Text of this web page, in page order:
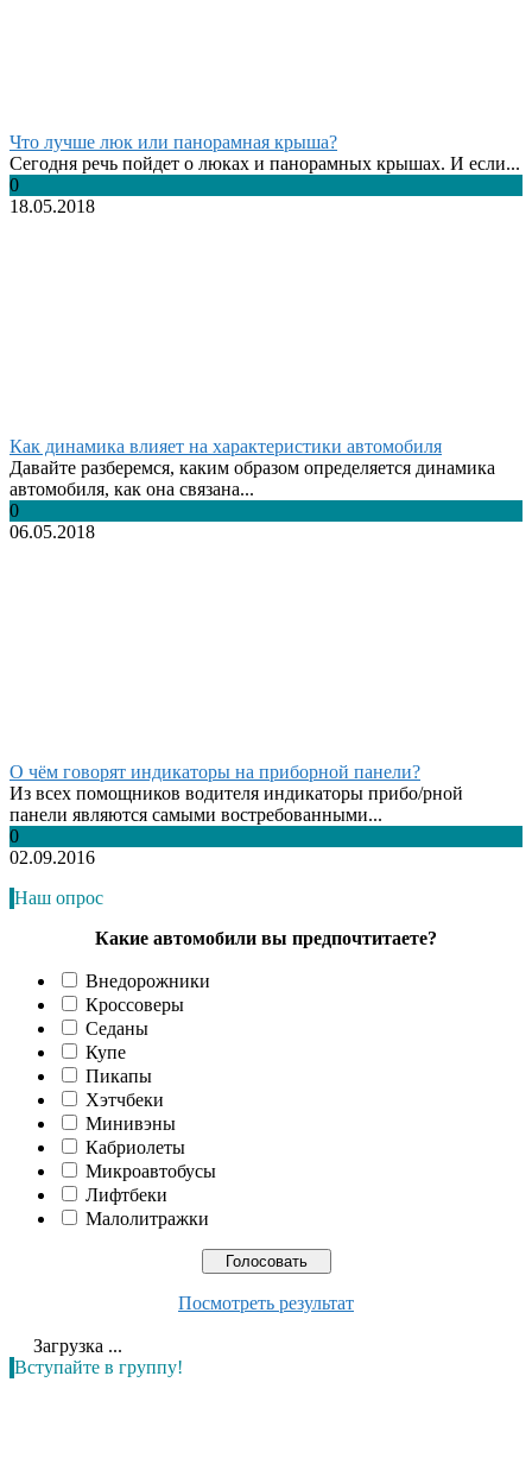
Что лучше люк или панорамная крыша?
Сегодня речь пойдет о люках и панорамных крышах. И если...
0
18.05.2018
Как динамика влияет на характеристики автомобиля
Давайте разберемся, каким образом определяется динамика
автомобиля, как она связана...
0
06.05.2018
О чём говорят индикаторы на приборной панели?
Из всех помощников водителя индикаторы прибо/рной
панели являются самыми востребованными...
0
02.09.2016
Наш опрос
Какие автомобили вы предпочтитаете?
Внедорожники
Кроссоверы
Седаны
Купе
Пикапы
Хэтчбеки
Минивэны
Кабриолеты
Микроавтобусы
Лифтбеки
Малолитражки
Посмотреть результат
Загрузка ...
Вступайте в группу!